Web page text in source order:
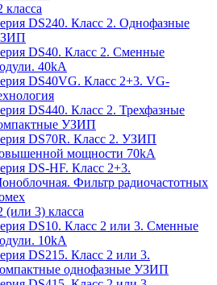
DS240. Класс 2. Однофазные
DS40. Класс 2. Сменные
40kA
DS40VG. Класс 2+3. VG-
DS440. Класс 2. Трехфазные
УЗИП
DS70R. Класс 2. УЗИП
мощности 70kA
DS-HF. Класс 2+3.
Фильтр радиочастотных
3) класса
DS10. Класс 2 или 3. Сменные
10kA
DS215. Класс 2 или 3.
однофазные УЗИП